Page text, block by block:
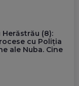
(8):
cu Poliția
ale Nuba. Cine